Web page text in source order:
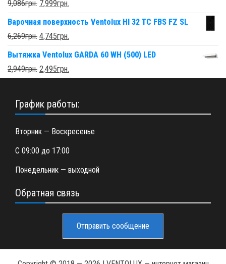
9,086грн. 7,999грн.
Варочная поверхность Ventolux HI 32 TC FBS FZ SL
6,269грн. 4,745грн.
Вытяжка Ventolux GARDA 60 WH (500) LED
2,949грн. 2,495грн.
График работы:
Вторник — Воскресенье
С 09:00 до 17:00
Понедельник — выходной
Обратная связь
Отправить сообщение